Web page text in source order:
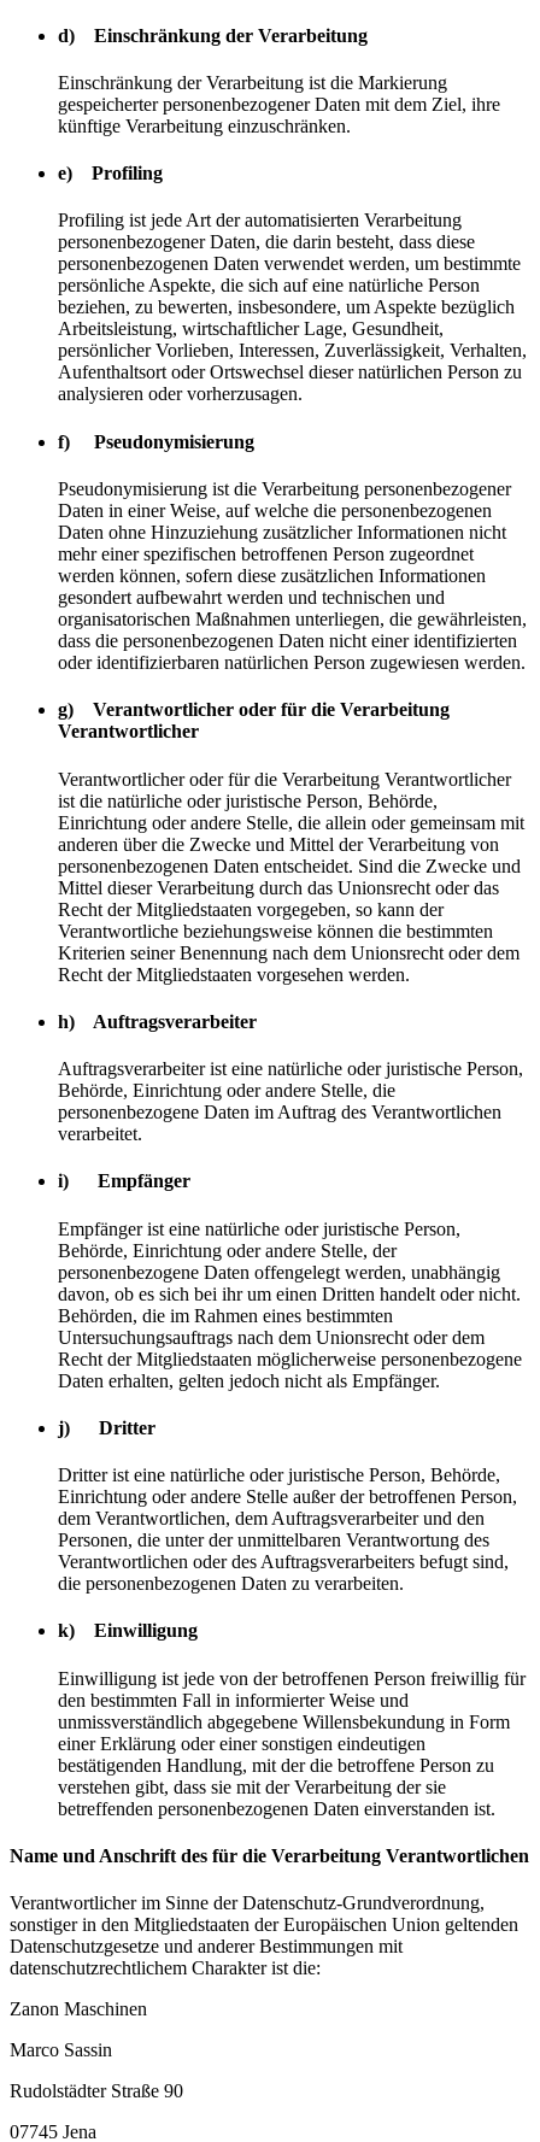
d) Einschränkung der Verarbeitung
Einschränkung der Verarbeitung ist die Markierung
gespeicherter personenbezogener Daten mit dem Ziel, ihre
künftige Verarbeitung einzuschränken.
e) Profiling
Profiling ist jede Art der automatisierten Verarbeitung
personenbezogener Daten, die darin besteht, dass diese
personenbezogenen Daten verwendet werden, um bestimmte
persönliche Aspekte, die sich auf eine natürliche Person
beziehen, zu bewerten, insbesondere, um Aspekte bezüglich
Arbeitsleistung, wirtschaftlicher Lage, Gesundheit,
persönlicher Vorlieben, Interessen, Zuverlässigkeit, Verhalten,
Aufenthaltsort oder Ortswechsel dieser natürlichen Person zu
analysieren oder vorherzusagen.
f) Pseudonymisierung
Pseudonymisierung ist die Verarbeitung personenbezogener
Daten in einer Weise, auf welche die personenbezogenen
Daten ohne Hinzuziehung zusätzlicher Informationen nicht
mehr einer spezifischen betroffenen Person zugeordnet
werden können, sofern diese zusätzlichen Informationen
gesondert aufbewahrt werden und technischen und
organisatorischen Maßnahmen unterliegen, die gewährleisten,
dass die personenbezogenen Daten nicht einer identifizierten
oder identifizierbaren natürlichen Person zugewiesen werden.
g) Verantwortlicher oder für die Verarbeitung
Verantwortlicher
Verantwortlicher oder für die Verarbeitung Verantwortlicher
ist die natürliche oder juristische Person, Behörde,
Einrichtung oder andere Stelle, die allein oder gemeinsam mit
anderen über die Zwecke und Mittel der Verarbeitung von
personenbezogenen Daten entscheidet. Sind die Zwecke und
Mittel dieser Verarbeitung durch das Unionsrecht oder das
Recht der Mitgliedstaaten vorgegeben, so kann der
Verantwortliche beziehungsweise können die bestimmten
Kriterien seiner Benennung nach dem Unionsrecht oder dem
Recht der Mitgliedstaaten vorgesehen werden.
h) Auftragsverarbeiter
Auftragsverarbeiter ist eine natürliche oder juristische Person,
Behörde, Einrichtung oder andere Stelle, die
personenbezogene Daten im Auftrag des Verantwortlichen
verarbeitet.
i) Empfänger
Empfänger ist eine natürliche oder juristische Person,
Behörde, Einrichtung oder andere Stelle, der
personenbezogene Daten offengelegt werden, unabhängig
davon, ob es sich bei ihr um einen Dritten handelt oder nicht.
Behörden, die im Rahmen eines bestimmten
Untersuchungsauftrags nach dem Unionsrecht oder dem
Recht der Mitgliedstaaten möglicherweise personenbezogene
Daten erhalten, gelten jedoch nicht als Empfänger.
j) Dritter
Dritter ist eine natürliche oder juristische Person, Behörde,
Einrichtung oder andere Stelle außer der betroffenen Person,
dem Verantwortlichen, dem Auftragsverarbeiter und den
Personen, die unter der unmittelbaren Verantwortung des
Verantwortlichen oder des Auftragsverarbeiters befugt sind,
die personenbezogenen Daten zu verarbeiten.
k) Einwilligung
Einwilligung ist jede von der betroffenen Person freiwillig für
den bestimmten Fall in informierter Weise und
unmissverständlich abgegebene Willensbekundung in Form
einer Erklärung oder einer sonstigen eindeutigen
bestätigenden Handlung, mit der die betroffene Person zu
verstehen gibt, dass sie mit der Verarbeitung der sie
betreffenden personenbezogenen Daten einverstanden ist.
Name und Anschrift des für die Verarbeitung Verantwortlichen
Verantwortlicher im Sinne der Datenschutz-Grundverordnung,
sonstiger in den Mitgliedstaaten der Europäischen Union geltenden
Datenschutzgesetze und anderer Bestimmungen mit
datenschutzrechtlichem Charakter ist die:
Zanon Maschinen
Marco Sassin
Rudolstädter Straße 90
07745 Jena